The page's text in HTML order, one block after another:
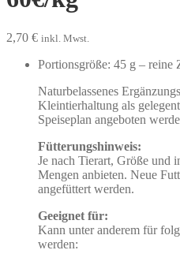
2,70 € inkl. Mwst.
Portionsgröße: 45 g –
Naturbelassenes
Kleintierhaltung als
Speiseplan angeboten
Fütterungshinweis:
Je nach Tierart, Größe und
Mengen anbieten. Neue
angefüttert werden.
Geeignet für:
Kann unter anderem für
werden: